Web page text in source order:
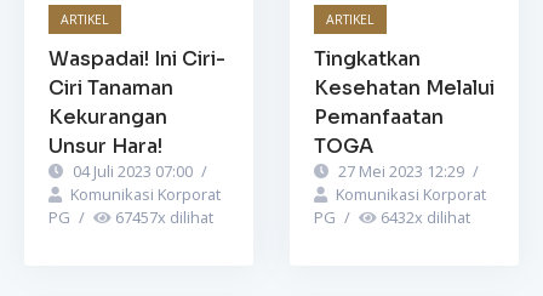
ARTIKEL
Waspadai! Ini Ciri-
Ciri Tanaman
Kekurangan
Unsur Hara!
04 Juli 2023 07:00 /
Komunikasi Korporat
PG / 67457x dilihat
ARTIKEL
Tingkatkan
Kesehatan Melalui
Pemanfaatan
TOGA
27 Mei 2023 12:29 /
Komunikasi Korporat
PG / 6432x dilihat